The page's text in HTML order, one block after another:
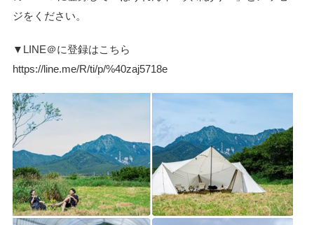
ジをください。
▼LINE＠に登録はこちら
https://line.me/R/ti/p/%40zaj5718e